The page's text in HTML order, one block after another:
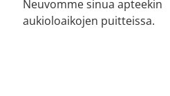
Neuvomme sinua apteekin
aukioloaikojen puitteissa.